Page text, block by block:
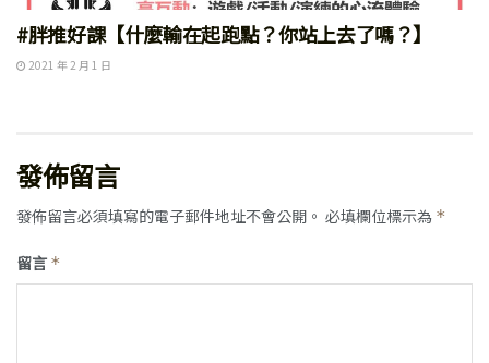
#胖推好課【什麼輸在起跑點？你站上去了嗎？】
2021 年 2 月 1 日
發佈留言
發佈留言必須填寫的電子郵件地址不會公開。 必填欄位標示為 *
留言 *